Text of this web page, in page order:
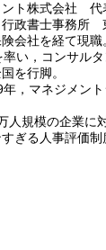
能な，経営者
限
獲得できる絶
度評価は不要
）が高評価を
も可能
つのあなたの
価表」が策定
ント株式会社 代
行政書士事務所
会社を経て現職
い，コンサル
を行脚。
年，マネジメン
人規模の企業に
ぎる人事評価制